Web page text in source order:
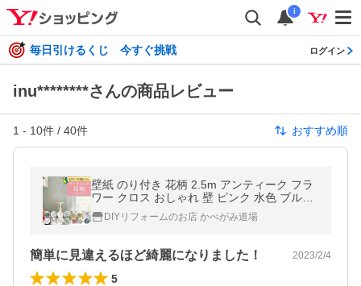
i
毎日引けるくじ 今すぐ挑戦 ログイン
inu********さんの商品レビュー
1 - 10件 / 40件 おすすめ順
壁紙 のり付き 花柄 2.5m アンティーク フラ
ワー クロス おしゃれ 壁 ピンク 水色 ブルー
バラ 壁紙張り替え DIY 生のり付き壁紙
DIYリフォームのお店 かべがみ道場
簡単に見違えるほど綺麗になりました！ 2023/2/4
5